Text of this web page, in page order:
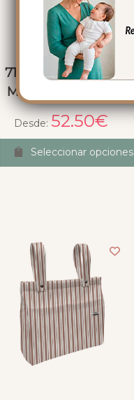
7150 Bolsos Toile –
Marinero Tostado
Desde: 52.50€
Seleccionar opciones